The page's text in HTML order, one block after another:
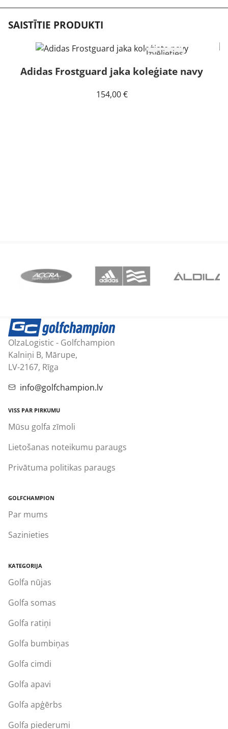
SAISTĪTIE PRODUKTI
Izvēlieties
Adidas Frostguard jaka koleģiate navy
154,00€
OlzaLogistic - Golfchampion
Kalniņi B, Mārupe,
LV-2167, Rīga
info@golfchampion.lv
VISS PAR PIRKUMU
Mūsu golfa zīmoli
Lietošanas noteikumu paraugs
Privātuma politikas paraugs
GOLFCHAMPION
Par mums
Sazinieties
KATEGORIJA
Golfa nūjas
Golfa somas
Golfa ratiņi
Golfa bumbiņas
Golfa cimdi
Golfa apavi
Golfa apģērbs
Golfa piederumi